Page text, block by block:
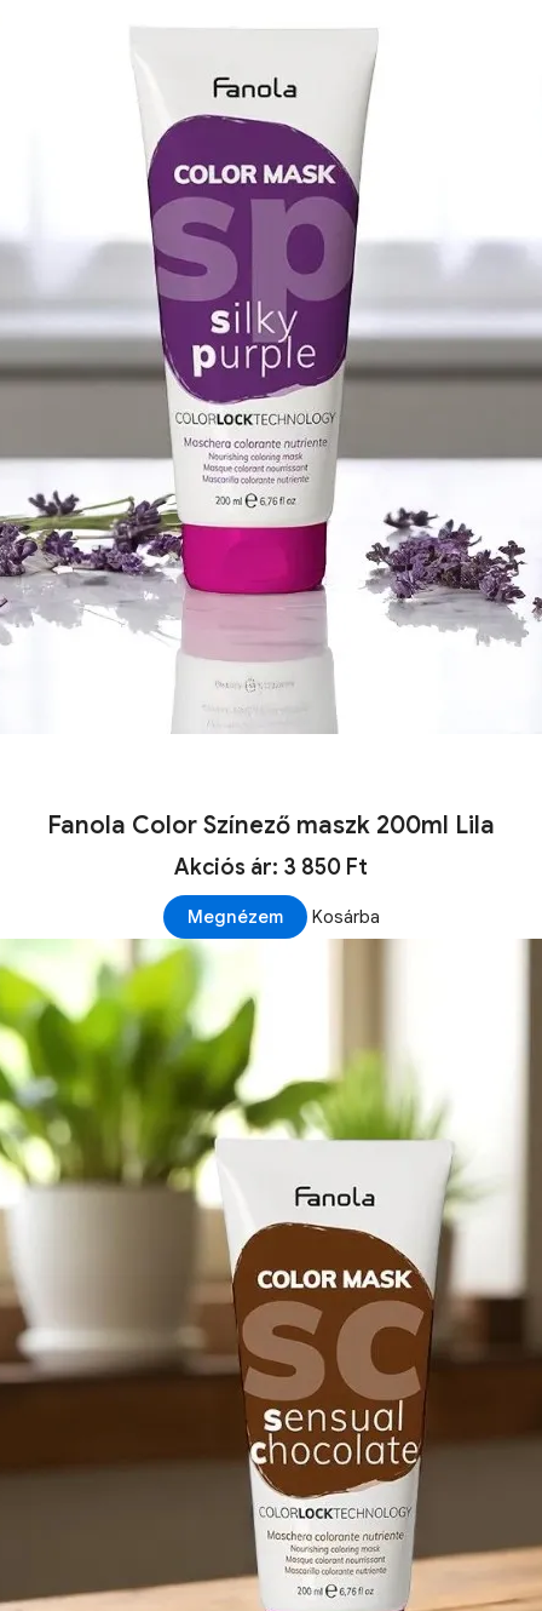
Fanola Color Színező maszk 200ml Lila
Akciós ár: 3 850 Ft
Megnézem Kosárba